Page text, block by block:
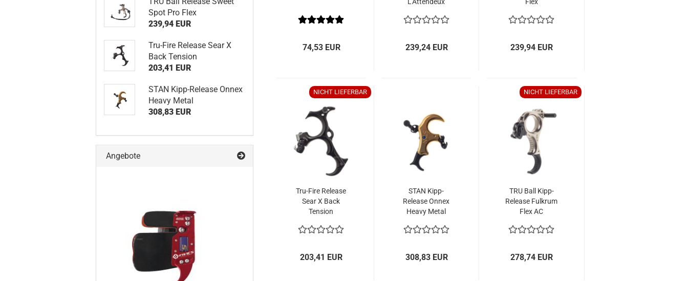
74,53 EUR 239,24 EUR 239,94 EUR
NICHT LIEFERBAR
Tru-Fire Release
Sear X Back
Tension
203,41 EUR
STAN Kipp-
Release Onnex
Heavy Metal
308,83 EUR
NICHT LIEFERBAR
TRU Ball Kipp-
Release Fulkrum
Flex AC
278,74 EUR
Spot Pro Flex
239,94 EUR
Tru-Fire Release Sear X
Back Tension
203,41 EUR
STAN Kipp-Release Onnex
Heavy Metal
308,83 EUR
Angebote